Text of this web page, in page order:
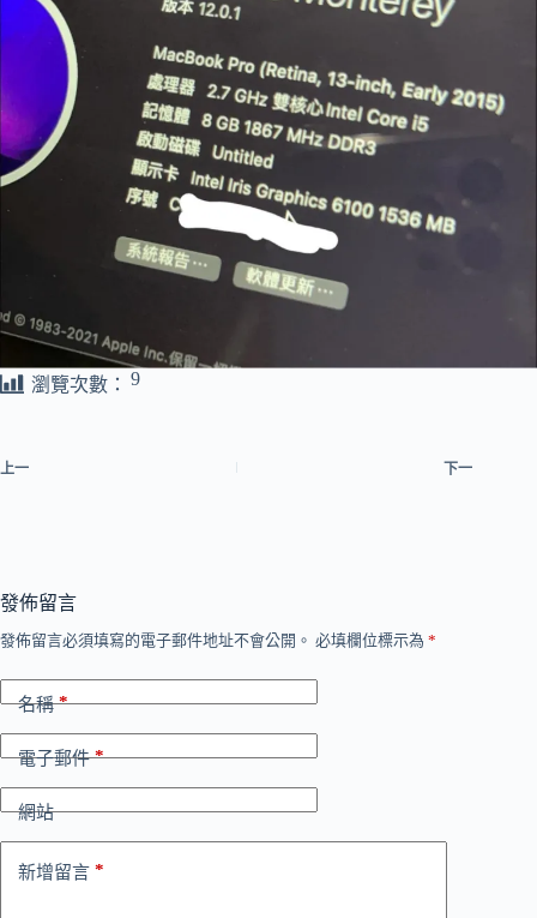
瀏覽次數： 9
上一 下一
發佈留言
發佈留言必須填寫的電子郵件地址不會公開。 必填欄位標示為 *
名稱*
電子郵件*
網站
新增留言 *